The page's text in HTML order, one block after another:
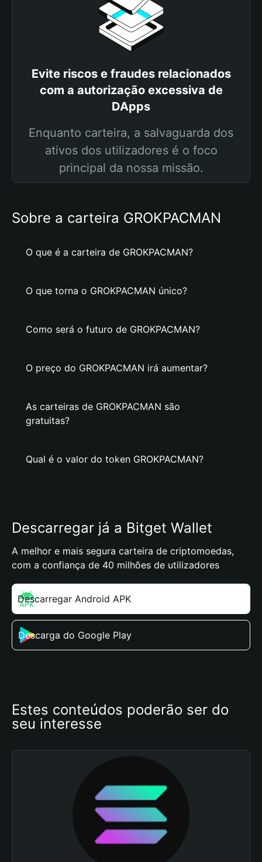
Evite riscos e fraudes relacionados
com a autorização excessiva de
DApps
Enquanto carteira, a salvaguarda dos
ativos dos utilizadores é o foco
principal da nossa missão.
Sobre a carteira GROKPACMAN
O que é a carteira de GROKPACMAN?
O que torna o GROKPACMAN único?
Como será o futuro de GROKPACMAN?
O preço do GROKPACMAN irá aumentar?
As carteiras de GROKPACMAN são
gratuitas?
Qual é o valor do token GROKPACMAN?
Descarregar já a Bitget Wallet
A melhor e mais segura carteira de criptomoedas,
com a confiança de 40 milhões de utilizadores
Descarregar Android APK
Descarga do Google Play
Estes conteúdos poderão ser do
seu interesse